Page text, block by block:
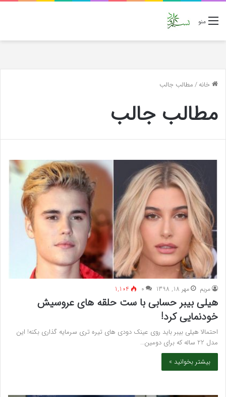
منو
خانه/مطالب جالب
مطالب جالب
مريم مهر 18, 1398 ۰ 1,104
هیلی بیبر حسابی با ست حلقه های عروسیش
خودنمایی کرد!
احتمالا هیلی بیبر باید روی عینک دودی های تیره تری سرمایه گذاری بکنه! این
مدل 22 ساله که برای دومین…
بیشتر بخوانید »